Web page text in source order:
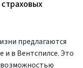
предлагаются
и в Вентспилсе. Это